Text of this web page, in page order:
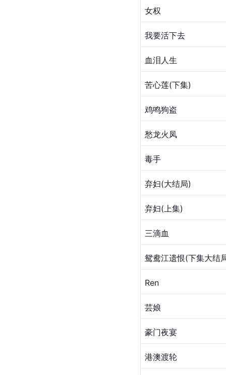
女权
我要活下去
血泪人生
苦心莲(下集)
鸡鸣狗盗
愁龙火凤
毒手
弃妇(大结局)
弃妇(上集)
三滴血
鸳鸯江遗恨(下集大结
Ren
芸娘
豪门夜宴
港澳渡轮